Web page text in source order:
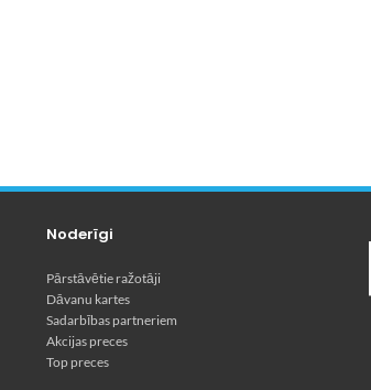
Noderīgi
Pārstāvētie ražotāji
Dāvanu kartes
Sadarbības partneriem
Akcijas preces
Top preces